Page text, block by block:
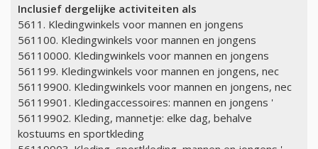
Inclusief dergelijke activiteiten als
5611. Kledingwinkels voor mannen en jongens
561100. Kledingwinkels voor mannen en jongens
56110000. Kledingwinkels voor mannen en jongens
561199. Kledingwinkels voor mannen en jongens, nec
56119900. Kledingwinkels voor mannen en jongens, nec
56119901. Kledingaccessoires: mannen en jongens '
56119902. Kleding, mannetje: elke dag, behalve
kostuums en sportkleding